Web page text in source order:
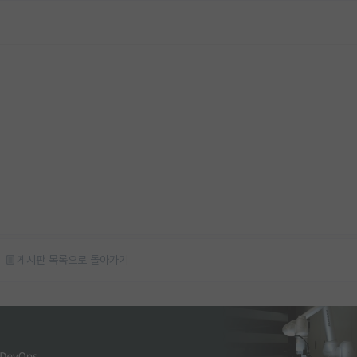
게시판 목록으로 돌아가기